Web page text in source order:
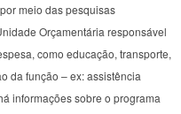
meio das pesquisas
Orçamentária responsável
como educação, transporte,
da função – ex: assistência
informações sobre o programa